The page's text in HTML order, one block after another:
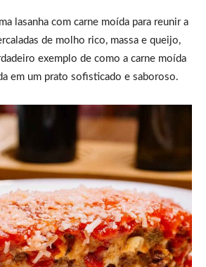
lasanha com carne moída para reunir a
de molho rico, massa e queijo,
exemplo de como a carne moída
em um prato sofisticado e saboroso.